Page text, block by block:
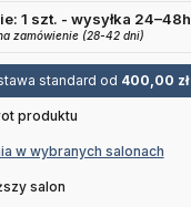
1 szt. - wysyłka 24–48h
zamówienie (28-42 dni)
standard od 400,00 zł
produktu
w wybranych salonach
salon